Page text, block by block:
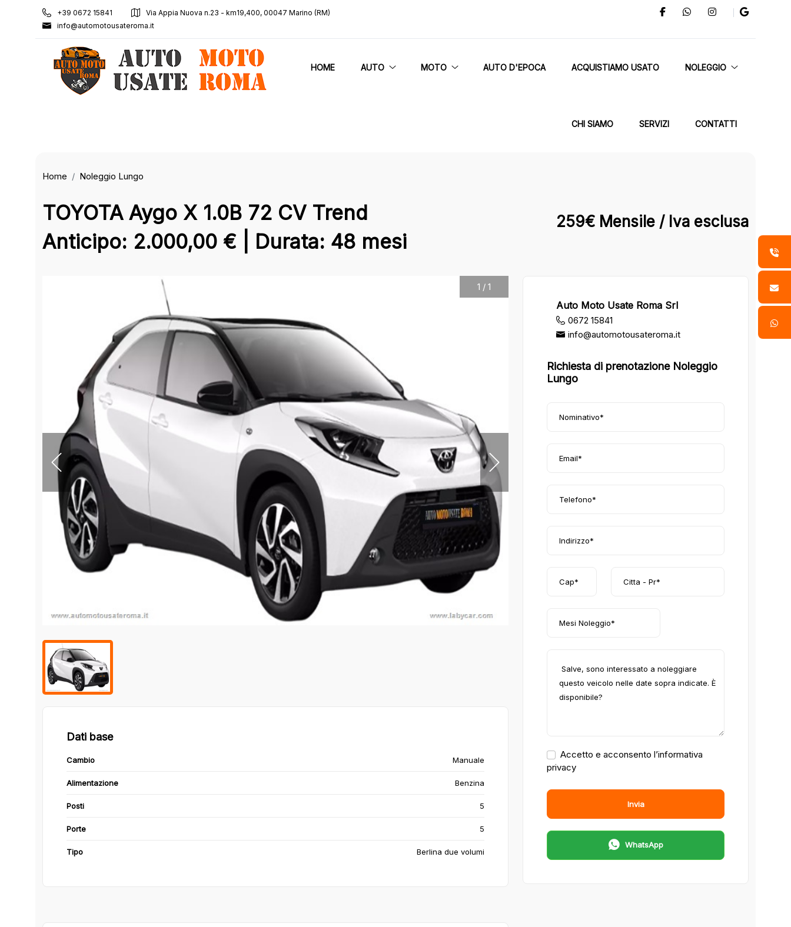
+39 0672 15841
Via Appia Nuova n.23 - km19,400, 00047 Marino (RM)
info@automotousateroma.it
HOME AUTO MOTO AUTO D'EPOCA ACQUISTIAMO USATO NOLEGGIO
CHI SIAMO SERVIZI CONTATTI
Home Noleggio Lungo
TOYOTA Aygo X 1.0B 72 CV Trend
Anticipo: 2.000,00 € | Durata: 48 mesi
259€ Mensile / Iva esclusa
1 / 1
Dati base
Cambio Manuale
Alimentazione Benzina
Posti 5
Porte 5
Tipo Berlina due volumi
Auto Moto Usate Roma Srl
0672 15841
info@automotousateroma.it
Richiesta di prenotazione Noleggio
Lungo
Accetto e acconsento l’informativa
privacy
Invia
WhatsApp